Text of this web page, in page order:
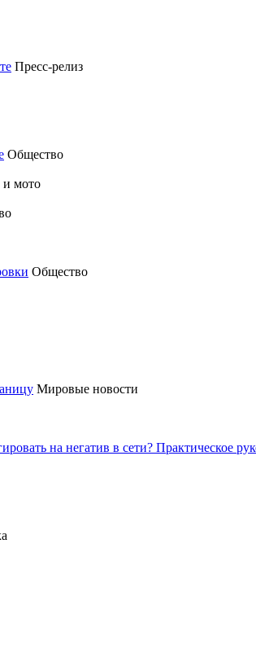
Пресс-релиз
Общество
и мото
Общество
Мировые новости
на негатив в сети? Практическое